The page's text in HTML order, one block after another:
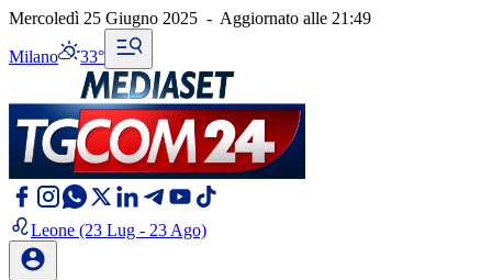
Mercoledì 25 Giugno 2025 - Aggiornato alle 21:49
Milano 33°
Leone (23 Lug - 23 Ago)